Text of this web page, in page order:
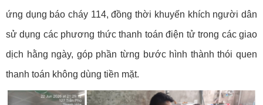
ứng dụng báo cháy 114, đồng thời khuyến khích người dân
sử dụng các phương thức thanh toán điện tử trong các giao
dịch hằng ngày, góp phần từng bước hình thành thói quen
thanh toán không dùng tiền mặt.